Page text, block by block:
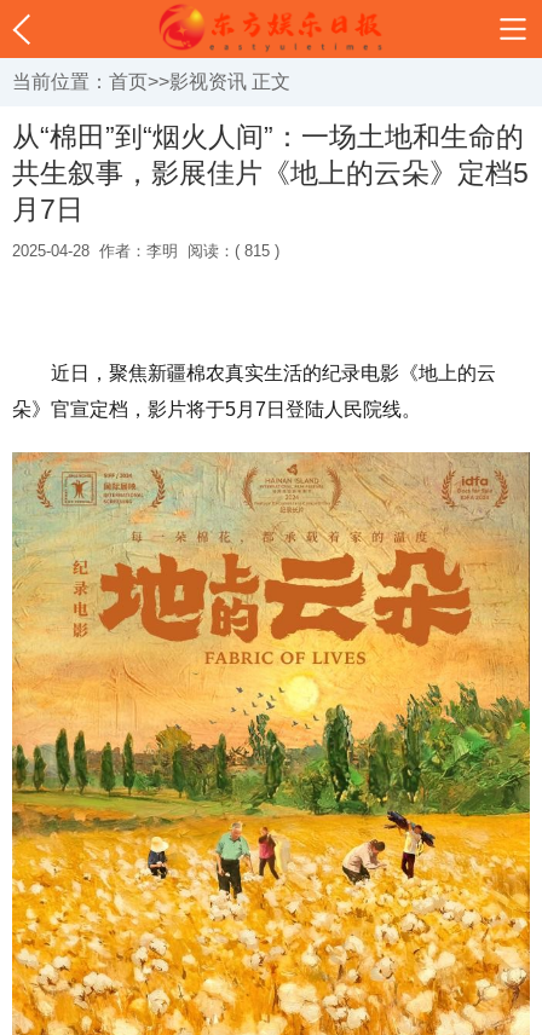
当前位置： 首页>>影视资讯 正文
从“棉田”到“烟火人间”：一场土地和生命的
共生叙事，影展佳片《地上的云朵》定档5
月7日
2025-04-28 作者：李明 阅读：( 815 )
近日，聚焦新疆棉农真实生活的纪录电影《地上的云
朵》官宣定档，影片将于5月7日登陆人民院线。